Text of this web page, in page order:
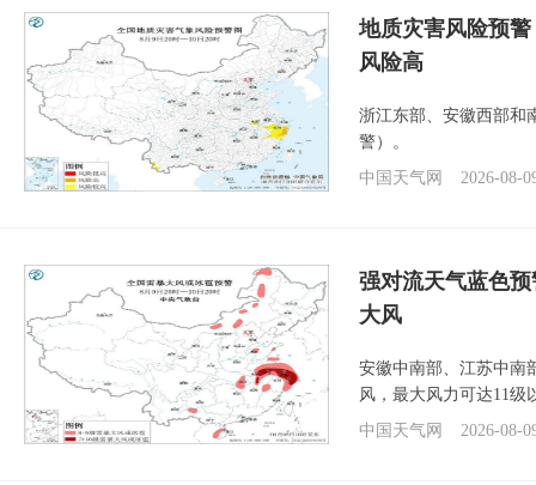
地质灾害风险预
风险高
浙江东部、安徽西部和
警）。
中国天气网
2026-08-
强对流天气蓝色
大风
安徽中南部、江苏中南
风，最大风力可达11级
中国天气网
2026-08-